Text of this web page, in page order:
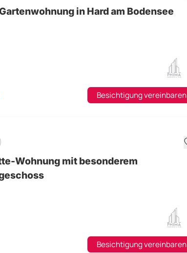
in Hard am Bodensee
Besichtigung vereinbaren
Wohnung mit besonderem
Besichtigung vereinbaren